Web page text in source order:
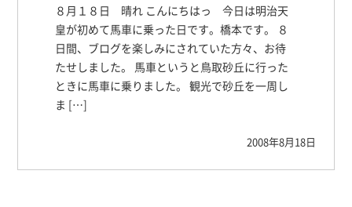
８月１８日 晴れ こんにちはっ 今日は明治天
皇が初めて馬車に乗った日です。橋本です。 ８
日間、ブログを楽しみにされていた方々、お待
たせしました。 馬車というと鳥取砂丘に行った
ときに馬車に乗りました。 観光で砂丘を一周し
ま […]
2008年8月18日